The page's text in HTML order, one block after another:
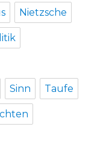
Nietzsche
Sinn Taufe